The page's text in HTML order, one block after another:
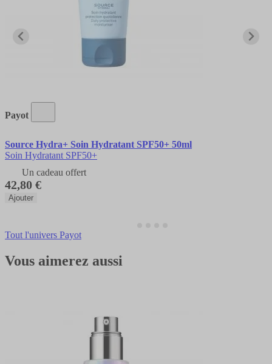
Payot
Source Hydra+ Soin Hydratant SPF50+ 50ml
Soin Hydratant SPF50+
Un cadeau offert
42,80 €
Ajouter
Tout l'univers Payot
Vous aimerez aussi